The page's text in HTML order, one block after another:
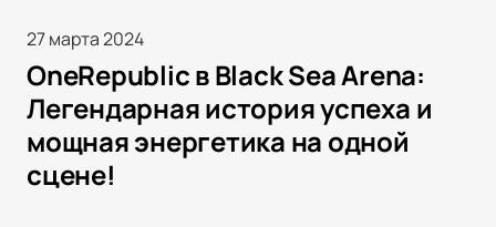
27 марта 2024
OneRepublic в Black Sea Arena:
Легендарная история успеха и
мощная энергетика на одной
сцене!